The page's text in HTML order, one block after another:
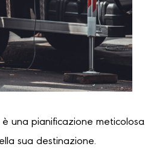
una pianificazione
sua destinazione.